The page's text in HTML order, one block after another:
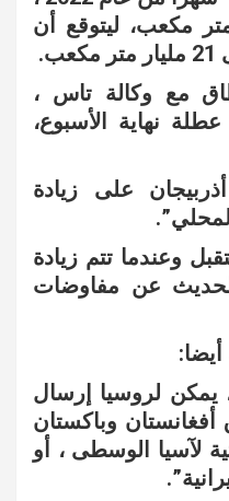
19.4 مليار متر مكعب، ليتوقع أن
مع وكالة تاس ،
نهاية الأسبوع،
على زيادة
وعندما تتم زيادة
الحديث عن مفاوضات
يمكن لروسيا إرسال
وباكستان
لآسيا الوسطى ، أو